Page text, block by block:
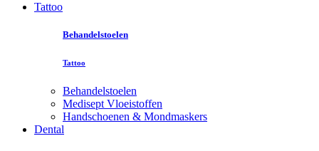
Tattoo
Behandelstoelen
Tattoo
Behandelstoelen
Medisept Vloeistoffen
Handschoenen & Mondmaskers
Dental